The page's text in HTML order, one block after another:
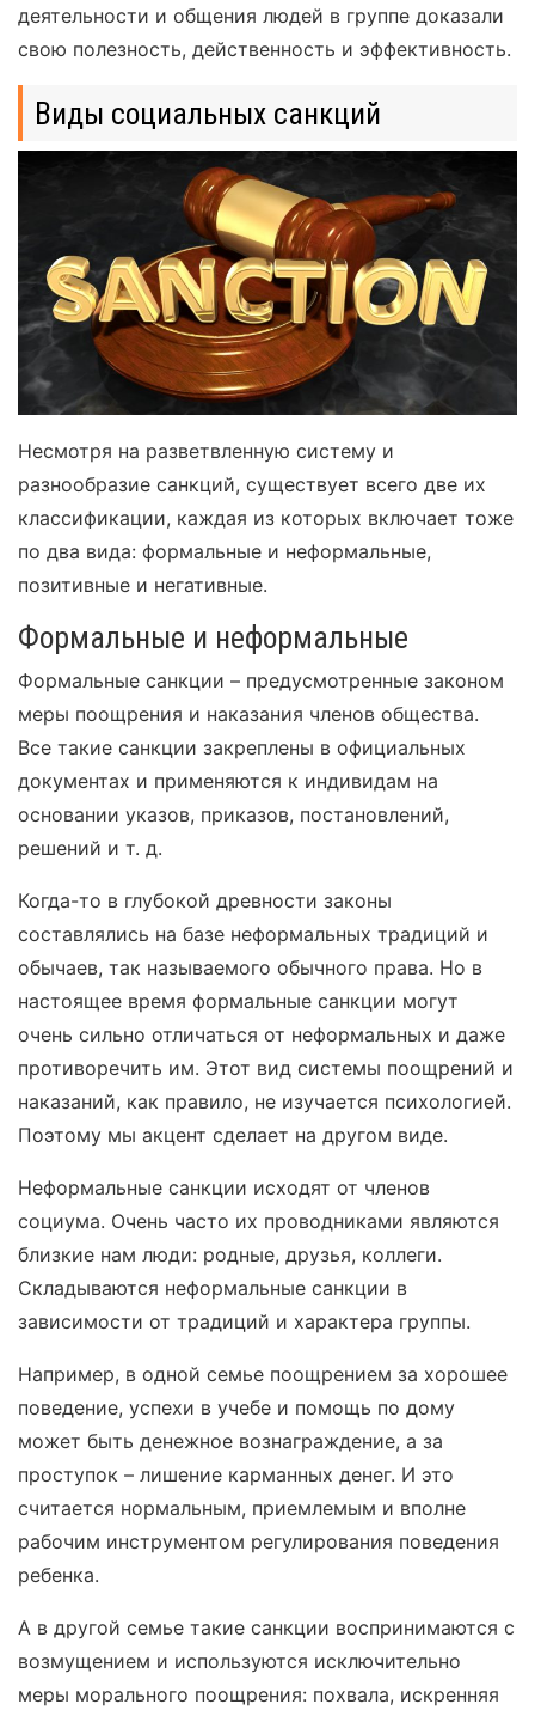
деятельности и общения людей в группе доказали
свою полезность, действенность и эффективность.
Виды социальных санкций
Несмотря на разветвленную систему и
разнообразие санкций, существует всего две их
классификации, каждая из которых включает тоже
по два вида: формальные и неформальные,
позитивные и негативные.
Формальные и неформальные
Формальные санкции – предусмотренные законом
меры поощрения и наказания членов общества.
Все такие санкции закреплены в официальных
документах и применяются к индивидам на
основании указов, приказов, постановлений,
решений и т. д.
Когда-то в глубокой древности законы
составлялись на базе неформальных традиций и
обычаев, так называемого обычного права. Но в
настоящее время формальные санкции могут
очень сильно отличаться от неформальных и даже
противоречить им. Этот вид системы поощрений и
наказаний, как правило, не изучается психологией.
Поэтому мы акцент сделает на другом виде.
Неформальные санкции исходят от членов
социума. Очень часто их проводниками являются
близкие нам люди: родные, друзья, коллеги.
Складываются неформальные санкции в
зависимости от традиций и характера группы.
Например, в одной семье поощрением за хорошее
поведение, успехи в учебе и помощь по дому
может быть денежное вознаграждение, а за
проступок – лишение карманных денег. И это
считается нормальным, приемлемым и вполне
рабочим инструментом регулирования поведения
ребенка.
А в другой семье такие санкции воспринимаются с
возмущением и используются исключительно
меры морального поощрения: похвала, искренняя